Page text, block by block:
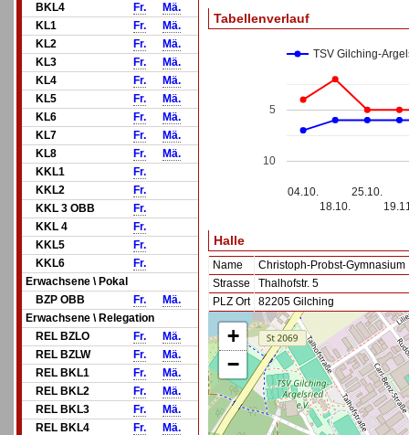
BKL4
Fr.
Mä.
KL1
Fr.
Mä.
KL2
Fr.
Mä.
KL3
Fr.
Mä.
KL4
Fr.
Mä.
KL5
Fr.
Mä.
KL6
Fr.
Mä.
KL7
Fr.
Mä.
KL8
Fr.
Mä.
KKL1
Fr.
KKL2
Fr.
KKL 3 OBB
Fr.
KKL 4
Fr.
KKL5
Fr.
KKL6
Fr.
Erwachsene \ Pokal
BZP OBB
Fr.
Mä.
Erwachsene \ Relegation
REL BZLO
Fr.
Mä.
REL BZLW
Fr.
Mä.
REL BKL1
Fr.
Mä.
REL BKL2
Fr.
Mä.
REL BKL3
Fr.
Mä.
REL BKL4
Fr.
Mä.
Tabellenverlauf
TSV Gilching-
04.10.
18.10.
25.10.
5
10
Halle
Name
Christoph-Probst-Gymnasium
Strasse
Thalhofstr. 5
PLZ Ort
82205 Gilching
+
−